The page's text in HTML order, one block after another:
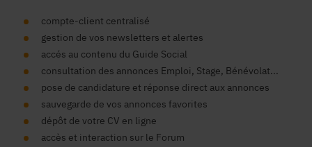
compte-client centralisé
gestion de vos newsletters et alertes
accés au contenu du Guide Social
consultation des annonces Emploi, Stage, Bénévolat...
pose de candidature et réponse direct aux annonces
sauvegarde de vos annonces favorites
dépôt de votre CV en ligne
accès et interaction sur le Forum